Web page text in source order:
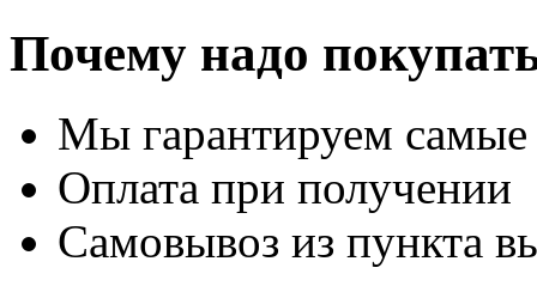
Почему надо
Мы гарантируем
Оплата при получении
Самовывоз из пункта